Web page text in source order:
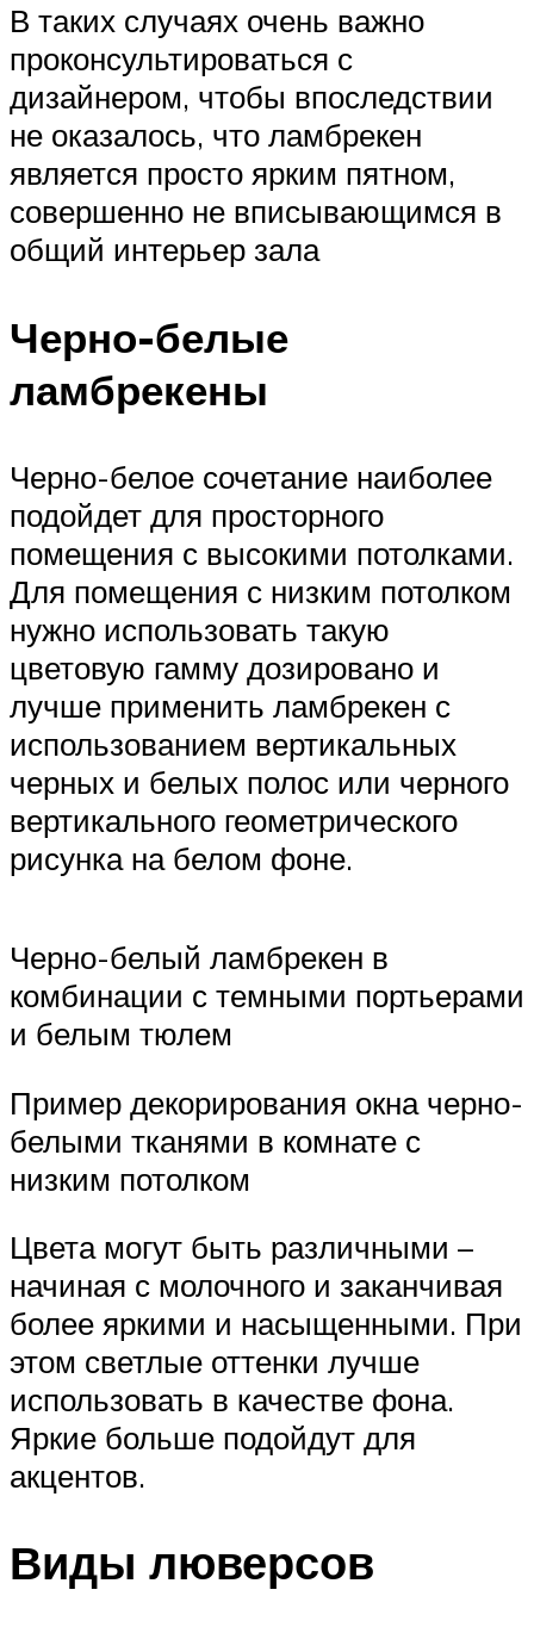
В таких случаях очень важно
проконсультироваться с
дизайнером, чтобы впоследствии
не оказалось, что ламбрекен
является просто ярким пятном,
совершенно не вписывающимся в
общий интерьер зала
Черно-белые
ламбрекены
Черно-белое сочетание наиболее
подойдет для просторного
помещения с высокими потолками.
Для помещения с низким потолком
нужно использовать такую
цветовую гамму дозировано и
лучше применить ламбрекен с
использованием вертикальных
черных и белых полос или черного
вертикального геометрического
рисунка на белом фоне.
Черно-белый ламбрекен в
комбинации с темными портьерами
и белым тюлем
Пример декорирования окна черно-
белыми тканями в комнате с
низким потолком
Цвета могут быть различными –
начиная с молочного и заканчивая
более яркими и насыщенными. При
этом светлые оттенки лучше
использовать в качестве фона.
Яркие больше подойдут для
акцентов.
Виды люверсов